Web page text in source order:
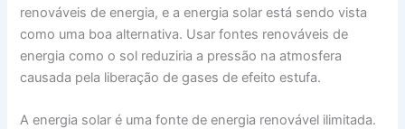
renováveis de energia, e a energia solar está sendo vista
como uma boa alternativa. Usar fontes renováveis de
energia como o sol reduziria a pressão na atmosfera
causada pela liberação de gases de efeito estufa.
A energia solar é uma fonte de energia renovável ilimitada.